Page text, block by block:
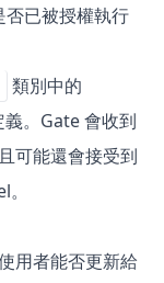
已被授權執行
類別中的
義。Gate 會收到
可能還會接受到
用者能否更新給